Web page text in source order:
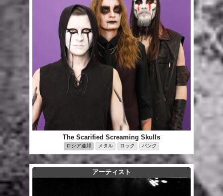
The Scarified Screaming Skulls
ロシア連邦 メタル ロック パンク
アーティスト